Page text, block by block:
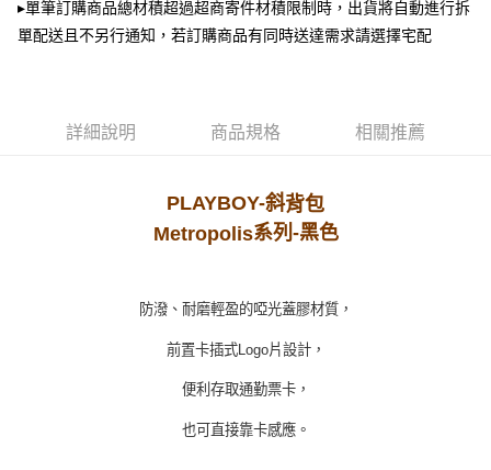
宅配
每筆NT$100，滿NT$700(含以上)免運費
▸單筆訂購商品總材積超過超商寄件材積限制時，出貨將自動進行拆
單配送且不另行通知，若訂購商品有同時送達需求請選擇宅配
詳細說明 商品規格 相關推薦
PLAYBOY-斜背包
Metropolis系列 -黑色
防潑、耐磨輕盈的啞光蓋膠材質，
前置卡插式Logo片設計，
便利存取通勤票卡，
也可直接靠卡感應。